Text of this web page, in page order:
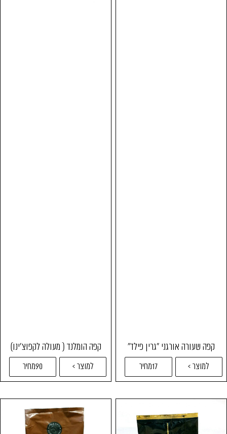
קפה שעורה אורגני "גרין פילד"
למוצר > 17מחיר
קפה הומלנד ( מעולה לקפוצ'ינו)
למוצר > 90מחיר